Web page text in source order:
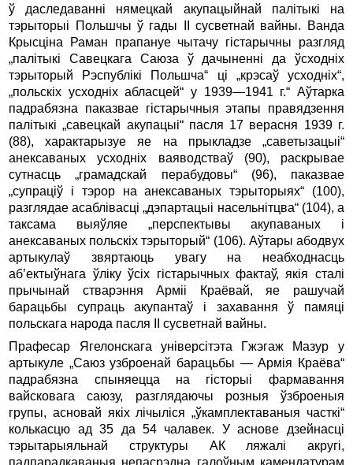
ў даследаванні нямецкай акупацыйнай палітыкі на
тэрыторыі Польшчы ў гады II сусветнай вайны. Ванда
Крысціна Раман прапануе чытачу гістарычны разгляд
„палітыкі Савецкага Саюза ў дачыненні да ўсходніх
тэрыторый Рэспублікі Польшча“ ці „крэсаў усходніх“,
„польскіх усходніх абласцей“ у 1939—1941 г.“ Аўтарка
падрабязна паказвае гістарычныя этапы правядзення
палітыкі „савецкай акупацыі“ пасля 17 верасня 1939 г.
(88), характарызуе яе на пры­кладзе „саветызацыі“
анексаваных усходніх ваяводстваў (90), раскрывае
сутнасць „грамадскай перабудовы“ (96), паказвае
„супраціў і тэрор на анексаваных тэрыторыях“ (100),
разглядае асаблівасці „дэпартацыі насельнітцва“ (104), а
таксама выяўляе „перспектывы акупаваных і
анексаваных польскіх тэрыторый“ (106). Аўтары абодвух
артыкулаў звяртаюць увагу на неабходнасць
аб’ектыўнага ўліку ўсіх гістарычных фактаў, якія сталі
прычынай стварэння Арміі Краёвай, яе рашучай
барацьбы супраць акупантаў і захавання ў памяці
польскага народа пасля II сусветнай вайны.
Прафесар Ягелонскага універсітэта Гжэгаж Мазур у
артыкуле „Саюз узброенай барацьбы — Армія Краёва“
падрабязна спыняецца на гісторыі фармавання
вайсковага саюзу, разглядаючы розныя ўзброеныя
групы, асновай якіх лічыліся „ўкамплектаваныя часткі“
колькасцю ад 35 да 54 чалавек. У аснове дзейнасці
тэрытарыяльнай структуры АК ляжалі акругі,
падпарадкаваныя непасрэдна галоўным камендатурам